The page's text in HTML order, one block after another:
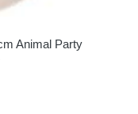
Animal Party